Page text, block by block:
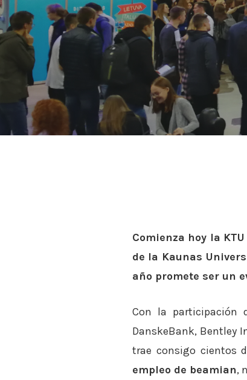
Hit enter to search or ESC to close
Comienza hoy la
de la Kaunas
año promete ser un
Con la participación
DanskeBank, Bentley
trae consigo cientos
empleo de beamian,